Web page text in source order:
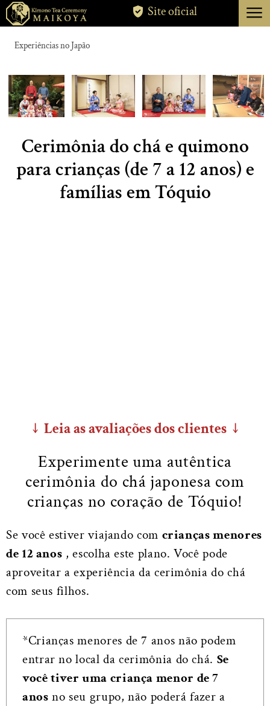
SOBRE
CANCELAMENTO
Site oficial menu
Experiências no Japão
Cerimônia do chá e quimono
para crianças (de 7 a 12 anos) e
famílias em Tóquio
↓ Leia as avaliações dos clientes ↓
Experimente uma autêntica
cerimônia do chá japonesa com
crianças no coração de Tóquio!
Se você estiver viajando com crianças menores
de 12 anos , escolha este plano. Você pode
aproveitar a experiência da cerimônia do chá
com seus filhos.
*Crianças menores de 7 anos não podem
entrar no local da cerimônia do chá. Se
você tiver uma criança menor de 7
anos no seu grupo, não poderá fazer a